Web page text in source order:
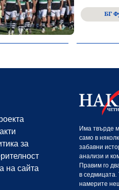
БГ
за
на сайта
Има твърде
само в
забавни
анализи и
Правим го
в
намерите